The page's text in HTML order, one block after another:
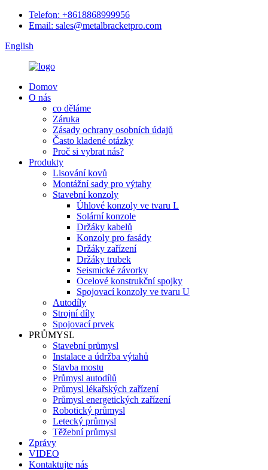
Telefon: +8618868999956
Email: sales@metalbracketpro.com
English
Domov
O nás
co děláme
Záruka
Zásady ochrany osobních údajů
Často kladené otázky
Proč si vybrat nás?
Produkty
Lisování kovů
Montážní sady pro výtahy
Stavební konzoly
Úhlové konzoly ve tvaru L
Solární konzole
Držáky kabelů
Konzoly pro fasády
Držáky zařízení
Držáky trubek
Seismické závorky
Ocelové konstrukční spojky
Spojovací konzoly ve tvaru U
Autodíly
Strojní díly
Spojovací prvek
PRŮMYSL
Stavební průmysl
Instalace a údržba výtahů
Stavba mostu
Průmysl autodílů
Průmysl lékařských zařízení
Průmysl energetických zařízení
Robotický průmysl
Letecký průmysl
Těžební průmysl
Zprávy
VIDEO
Kontaktujte nás